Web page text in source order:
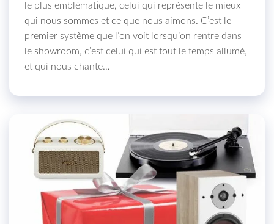
le plus emblématique, celui qui représente le mieux
qui nous sommes et ce que nous aimons. C’est le
premier système que l’on voit lorsqu’on rentre dans
le showroom, c’est celui qui est tout le temps allumé,
et qui nous chante…